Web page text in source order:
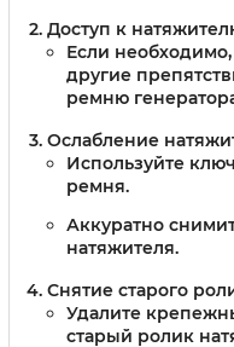
Доступ к
Если
другие
ремню
Ослабление
Используйте
ремня.
Аккуратно
натяжителя.
Снятие старого
Удалите
старый ролик